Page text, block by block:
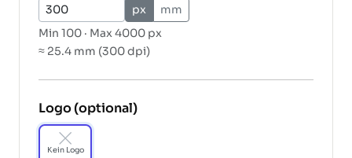
px
mm
Min 100 · Max4000 px
≈ 25.4 mm (300 dpi)
Logo (optional)
Kein Logo